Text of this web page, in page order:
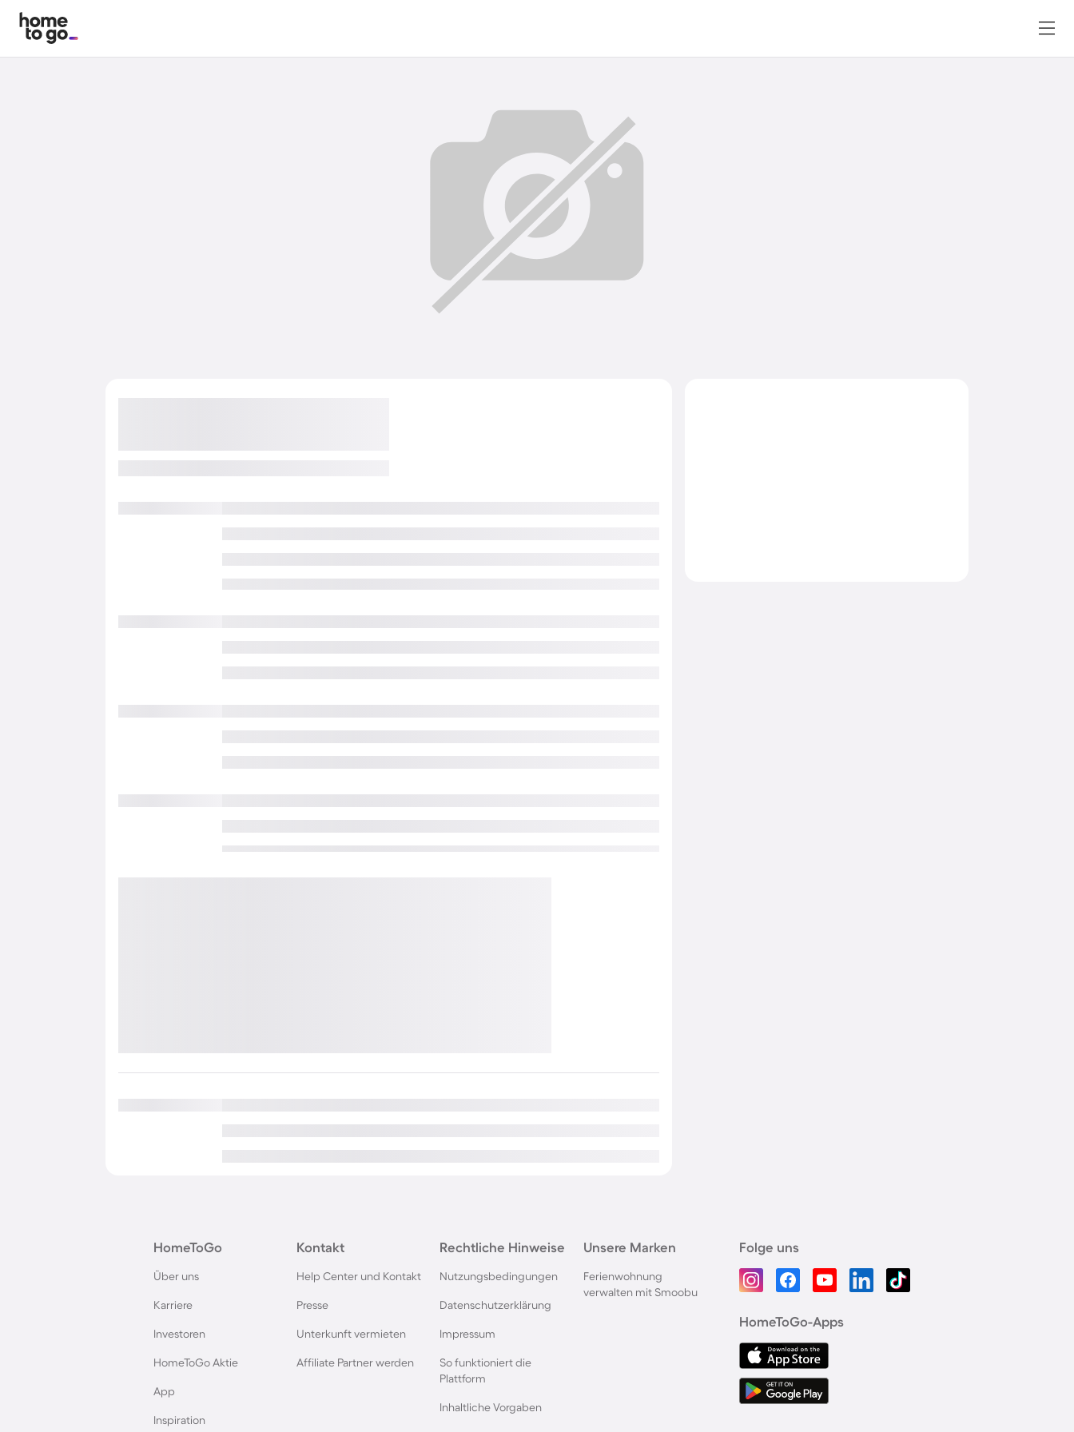
HomeToGo
Über uns
Karriere
Investoren
HomeToGo Aktie
App
Inspiration
Kontakt
Help Center und Kontakt
Presse
Unterkunft vermieten
Affiliate Partner werden
Rechtliche Hinweise
Nutzungsbedingungen
Datenschutzerklärung
Impressum
So funktioniert die
Plattform
Inhaltliche Vorgaben
Unsere Marken
Ferienwohnung
verwalten mit Smoobu
Folge uns
HomeToGo-Apps